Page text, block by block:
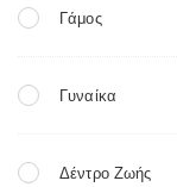
Γάμος
Γυναίκα
Δέντρο Ζωής